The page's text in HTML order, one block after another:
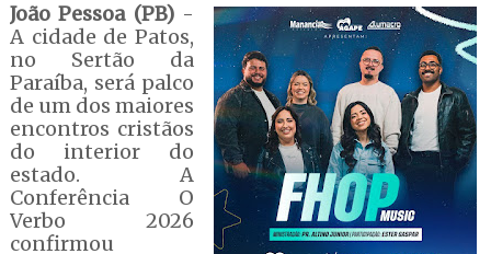
João Pessoa (PB)-
A cidade de Patos,
no Sertão da
Paraíba, será palco
de um dos maiores
encontros cristãos
do interior do
estado. A
Conferência O
Verbo 2026
confirmou